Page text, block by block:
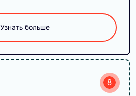
Узнать больше
8